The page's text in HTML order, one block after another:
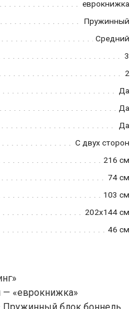
еврокнижка
Пружинный
Средний
3
2
Да
Да
Да
С двух сторон
216 см
74 см
103 см
202x144 см
46 см
— «еврокнижка»